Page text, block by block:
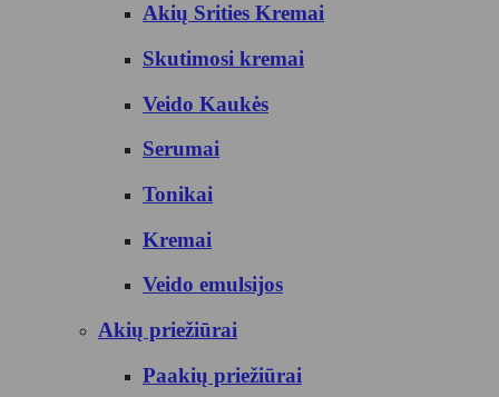
Akių Srities Kremai
Skutimosi kremai
Veido Kaukės
Serumai
Tonikai
Kremai
Veido emulsijos
Akių priežiūrai
Paakių priežiūrai